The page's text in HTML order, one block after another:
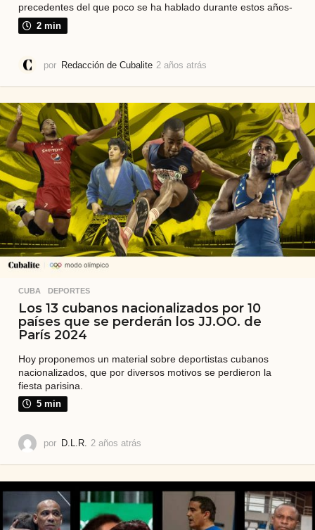
precedentes del que poco se ha hablado durante estos años-
2 min
por Redacción de Cubalite 2 años atrás
o
s
a
r
á
s
CUBA ,DEPORTES
Los 13 cubanos nacionalizados por 10
países que se perderán los JJ.OO. de
París 2024
Hoy proponemos un material sobre deportistas cubanos
nacionalizados, que por diversos motivos se perdieron la
fiesta parisina.
5 min
por D.L.R. 2 años atrás
o
t